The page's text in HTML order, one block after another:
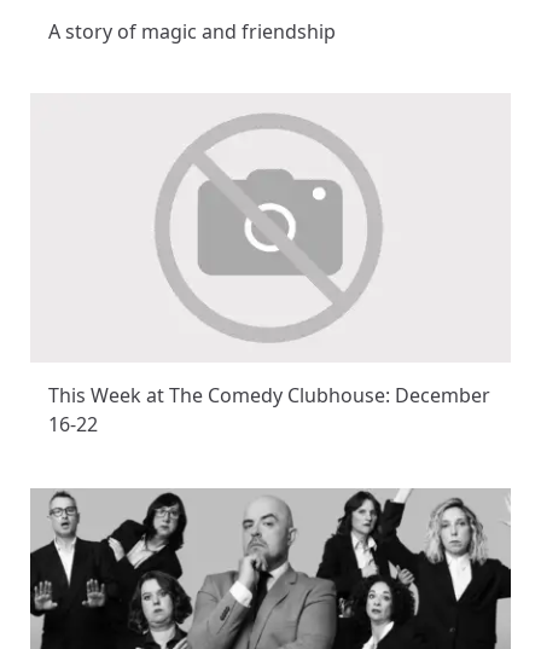
A story of magic and friendship
This Week at The Comedy Clubhouse: December
16-22